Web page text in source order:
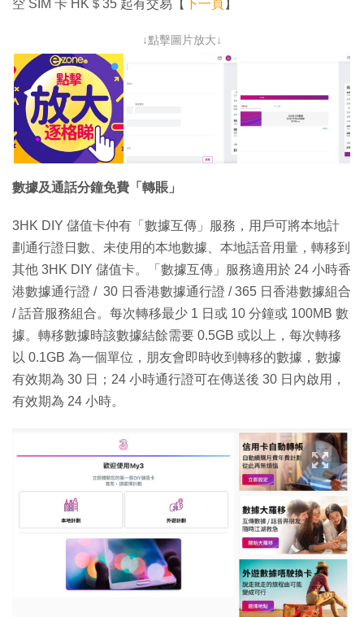
空 SIM 卡 HK＄35 起有交易【 下一頁 】
↓點擊圖片放大↓
數據及通話分鐘免費「轉賬」
3HK DIY 儲值卡仲有「數據互傳」服務，用戶可將本地計
劃通行證日數、未使用的本地數據、本地話音用量，轉移到
其他 3HK DIY 儲值卡。「數據互傳」服務適用於 24 小時香
港數據通行證 / 30 日香港數據通行證 / 365 日香港數據組合
/ 話音服務組合。每次轉移最少 1 日或 10 分鐘或 100MB 數
據。轉移數據時該數據結餘需要 0.5GB 或以上，每次轉移
以 0.1GB 為一個單位，朋友會即時收到轉移的數據，數據
有效期為 30 日；24 小時通行證可在傳送後 30 日內啟用，
有效期為 24 小時。